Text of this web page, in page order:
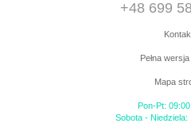
+48 699
Pełna
Mapa
Pon-Pt:
Sobota - Niedziela: